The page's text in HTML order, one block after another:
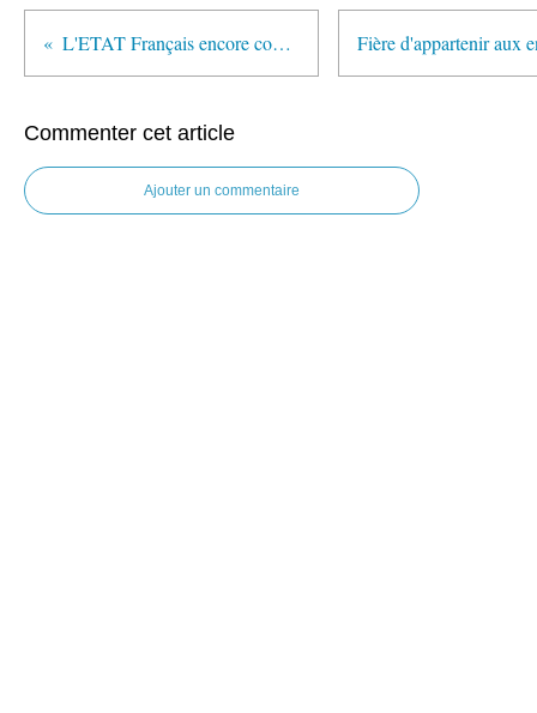
L'ETAT Français encore condamné
Commenter cet article
Ajouter un commentaire